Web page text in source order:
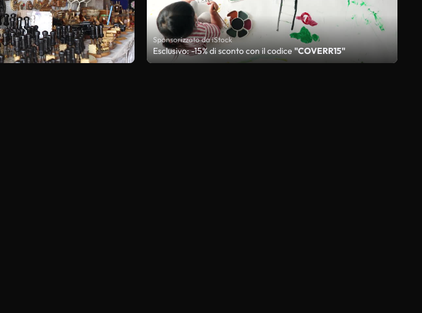
Sponsorizzato da iStock
Esclusivo: -15% di sconto con il codice"COVERR15"